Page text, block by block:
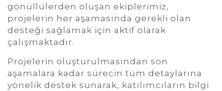
gönüllülerden oluşan ekiplerimiz,
projelerin her aşamasında gerekli olan
desteği sağlamak için aktif olarak
çalışmaktadır.
Projelerin oluşturulmasından son
aşamalara kadar sürecin tüm detaylarına
yönelik destek sunarak, katılımcıların bilgi